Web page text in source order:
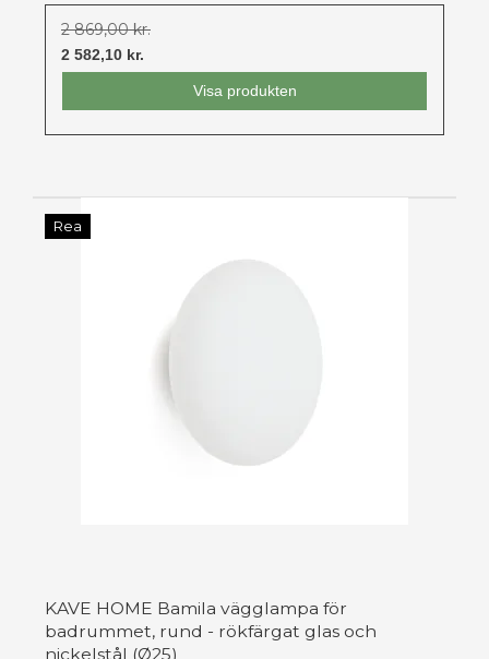
2 869,00 kr.
2 582,10 kr.
Visa produkten
Rea
KAVE HOME Bamila vägglampa för
badrummet, rund - rökfärgat glas och
nickelstål (Ø25)